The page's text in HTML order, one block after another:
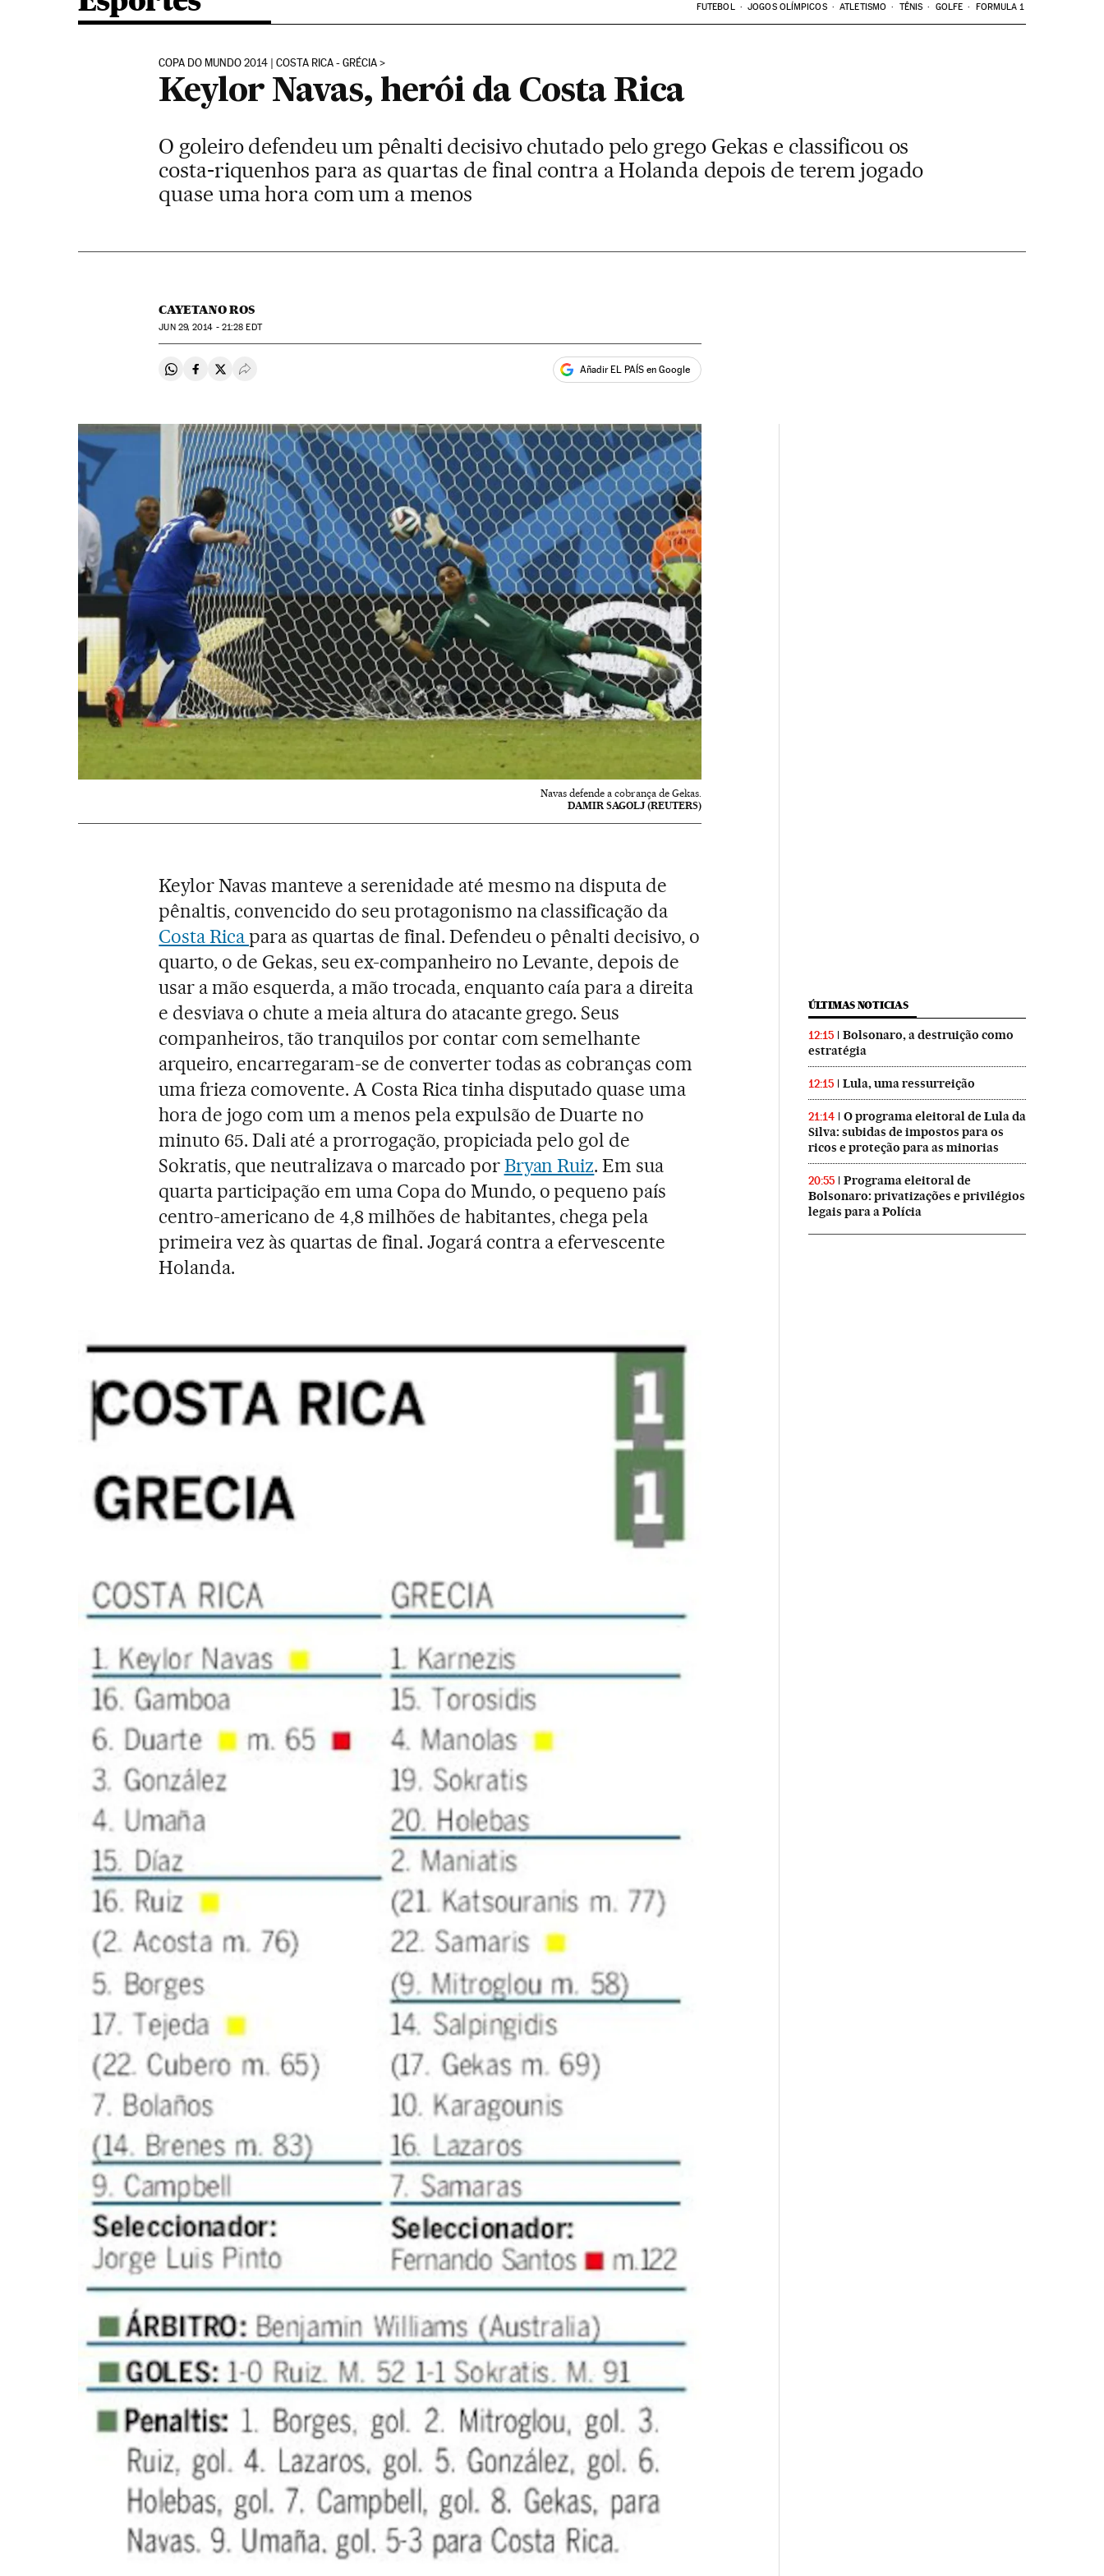
FUTEBOL JOGOS OLÍMPICOS ATLETISMO TÊNIS GOLFE FORMULA 1
COPA DO MUNDO 2014 | COSTA RICA - GRÉCIA
Keylor Navas, herói da Costa Rica
O goleiro defendeu um pênalti decisivo chutado pelo grego Gekas e classificou os
costa-riquenhos para as quartas de final contra a Holanda depois de terem jogado
quase uma hora com um a menos
CAYETANO ROS
JUN29, 2014 - 21:28 EDT
Compartir en Whatsapp
Compartir en Facebook
Compartir en Twitter
Desplegar Redes Sociales Añadir EL PAÍS en Google
Navas defende a cobrança de Gekas.
DAMIR SAGOLJ (REUTERS)
Keylor Navas manteve a serenidade até mesmo na disputa de
pênaltis, convencido do seu protagonismo na classificação da
Costa Ricapara as quartas de final. Defendeu o pênalti decisivo, o
quarto, o de Gekas, seu ex-companheiro no Levante, depois de
usar a mão esquerda, a mão trocada, enquanto caía para a direita
e desviava o chute a meia altura do atacante grego. Seus
companheiros, tão tranquilos por contar com semelhante
arqueiro, encarregaram-se de converter todas as cobranças com
uma frieza comovente. A Costa Rica tinha disputado quase uma
hora de jogo com um a menos pela expulsão de Duarte no
minuto 65. Dali até a prorrogação, propiciada pelo gol de
Sokratis, que neutralizava o marcado porBryan Ruiz. Em sua
quarta participação em uma Copa do Mundo, o pequeno país
centro-americano de 4,8 milhões de habitantes, chega pela
primeira vez às quartas de final. Jogará contra a efervescente
Holanda.
ÚLTIMAS NOTICIAS
12:15
Bolsonaro, a destruição como
estratégia
12:15 Lula, uma ressurreição
21:14
O programa eleitoral de Lula da
Silva: subidas de impostos para os
ricos e proteção para as minorias
20:55
Programa eleitoral de
Bolsonaro: privatizações e privilégios
legais para a Polícia